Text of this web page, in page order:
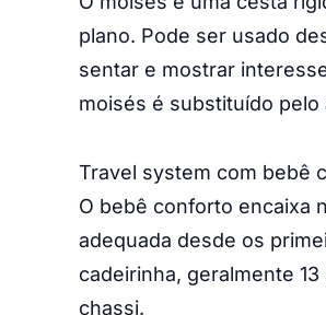
plano. Pode ser usado
sentar e mostrar
moisés é substituído
Travel system com bebê
O bebê conforto encaixa
adequada desde os
cadeirinha, geralmente
chassi.